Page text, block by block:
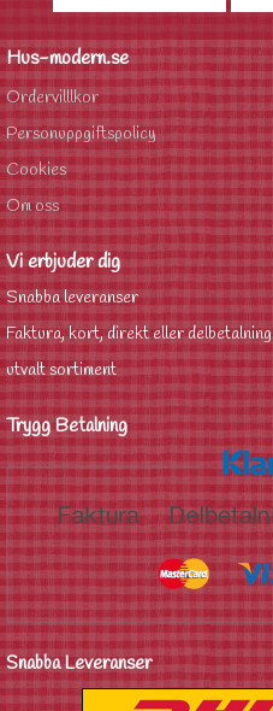
Hus-modern.se
Ordervilllkor
Personuppgiftspolicy
Cookies
Om oss
Vi erbjuder dig
Snabba leveranser
Faktura, kort, direkt eller delbetalning
utvalt sortiment
Trygg Betalning
Snabba Leveranser